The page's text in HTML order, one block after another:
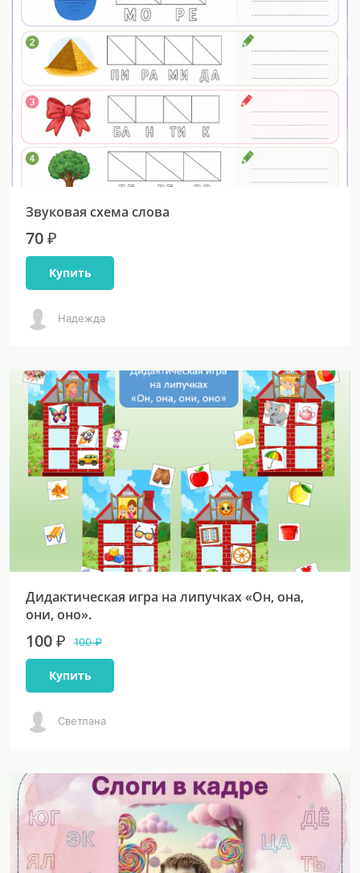
Звуковая схема слова
70 ₽
Купить
Надежда
Дидактическая игра на липучках «Он, она,
они, оно».
100 ₽ 100 ₽
Купить
Светлана